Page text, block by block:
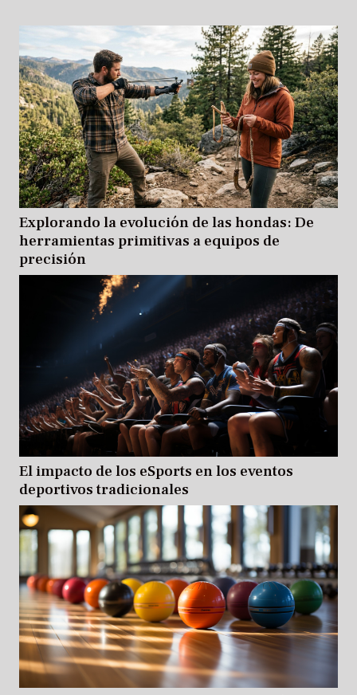
Explorando la evolución de las hondas: De
herramientas primitivas a equipos de
precisión
El impacto de los eSports en los eventos
deportivos tradicionales